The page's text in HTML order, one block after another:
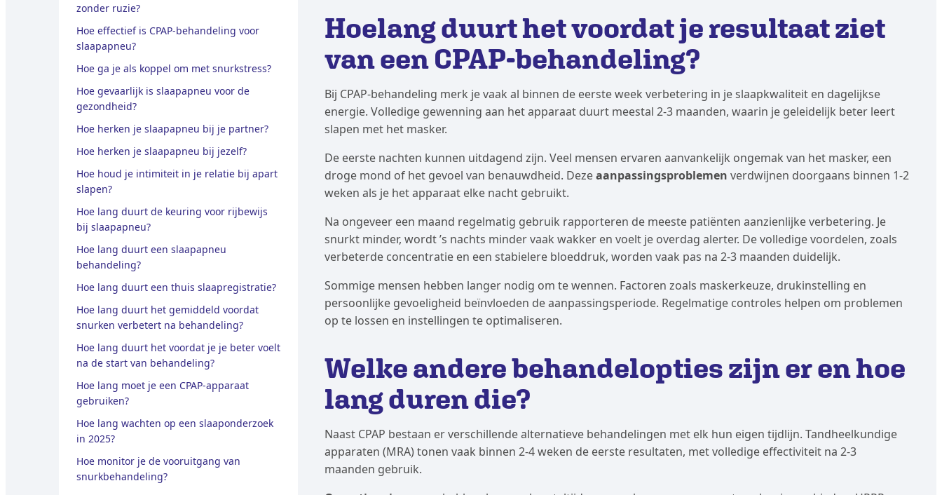
zonder ruzie?
Hoe effectief is CPAP-behandeling voor
slaapapneu?
Hoe ga je als koppel om met snurkstress?
Hoe gevaarlijk is slaapapneu voor de
gezondheid?
Hoe herken je slaapapneu bij je partner?
Hoe herken je slaapapneu bij jezelf?
Hoe houd je intimiteit in je relatie bij apart
slapen?
Hoe lang duurt de keuring voor rijbewijs
bij slaapapneu?
Hoe lang duurt een slaapapneu
behandeling?
Hoe lang duurt een thuis slaapregistratie?
Hoe lang duurt het gemiddeld voordat
snurken verbetert na behandeling?
Hoe lang duurt het voordat je je beter voelt
na de start van behandeling?
Hoe lang moet je een CPAP-apparaat
gebruiken?
Hoe lang wachten op een slaaponderzoek
in 2025?
Hoe monitor je de vooruitgang van
snurkbehandeling?
Hoelang duurt het voordat je resultaat ziet
van een CPAP-behandeling?
Bij CPAP-behandeling merk je vaak al binnen de eerste week verbetering in je slaapkwaliteit en dagelijkse
energie. Volledige gewenning aan het apparaat duurt meestal 2-3 maanden, waarin je geleidelijk beter leert
slapen met het masker.
De eerste nachten kunnen uitdagend zijn. Veel mensen ervaren aanvankelijk ongemak van het masker, een
droge mond of het gevoel van benauwdheid. Dezeaanpassingsproblemen verdwijnen doorgaans binnen 1-2
weken als je het apparaat elke nacht gebruikt.
Na ongeveer een maand regelmatig gebruik rapporteren de meeste patiënten aanzienlijke verbetering. Je
snurkt minder, wordt ’s nachts minder vaak wakker en voelt je overdag alerter. De volledige voordelen, zoals
verbeterde concentratie en een stabielere bloeddruk, worden vaak pas na 2-3 maanden duidelijk.
Sommige mensen hebben langer nodig om te wennen. Factoren zoals maskerkeuze, drukinstelling en
persoonlijke gevoeligheid beïnvloeden de aanpassingsperiode. Regelmatige controles helpen om problemen
op te lossen en instellingen te optimaliseren.
Welke andere behandelopties zijn er en hoe
lang duren die?
Naast CPAP bestaan er verschillende alternatieve behandelingen met elk hun eigen tijdlijn. Tandheelkundige
apparaten (MRA) tonen vaak binnen 2-4 weken de eerste resultaten, met volledige effectiviteit na 2-3
maanden gebruik.